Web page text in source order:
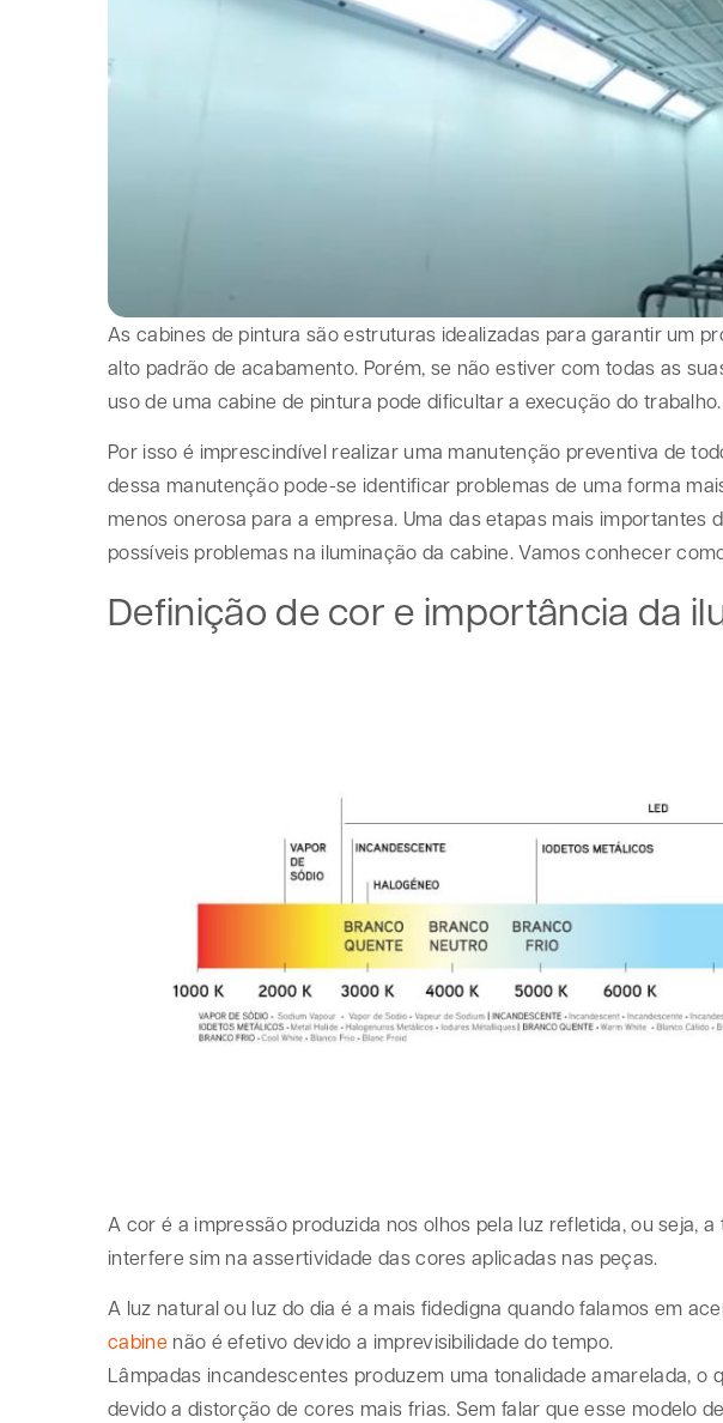
As cabines de pintura são estruturas idealizadas para garantir um
alto padrão de acabamento. Porém, se não estiver com todas as
uso de uma cabine de pintura pode dificultar a execução do trabalho.
Por isso é imprescindível realizar uma manutenção preventiva de
dessa manutenção pode-se identificar problemas de uma forma
menos onerosa para a empresa. Uma das etapas mais importantes
possíveis problemas na iluminação da cabine. Vamos conhecer
Definição de cor e importância da
A cor é a impressão produzida nos olhos pela luz refletida, ou seja,
interfere sim na assertividade das cores aplicadas nas peças.
A luz natural ou luz do dia é a mais fidedigna quando falamos em
cabinenão é efetivo devido a imprevisibilidade do tempo.
Lâmpadas incandescentes produzem uma tonalidade amarelada, o
devido a distorção de cores mais frias. Sem falar que esse modelo